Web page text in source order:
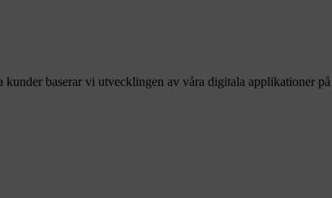
baserar vi utvecklingen av våra digitala applikationer på